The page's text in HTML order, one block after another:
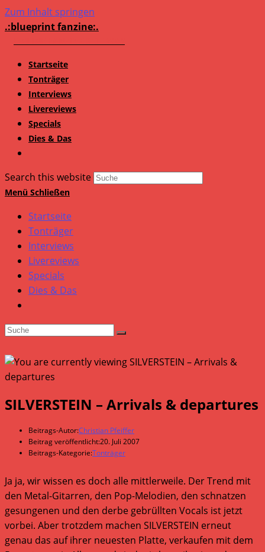
Zum Inhalt springen
.:blueprint fanzine:.
Startseite
Tonträger
Interviews
Livereviews
Specials
Dies & Das
Search this website
Menü Schließen
Startseite
Tonträger
Interviews
Livereviews
Specials
Dies & Das
SILVERSTEIN – Arrivals & departures
Beitrags-Autor:Christian Pfeiffer
Beitrag veröffentlicht:20. Juli 2007
Beitrags-Kategorie:Tonträger
Ja ja, wir wissen es doch alle mittlerweile. Der Trend mit
den Metal-Gitarren, den Pop-Melodien, den schnatzen
gesungenen und den derbe gebrüllten Vocals ist jetzt
vorbei. Aber trotzdem machen SILVERSTEIN erneut
genau das auf ihrer neuesten Platte, verkaufen mit dem